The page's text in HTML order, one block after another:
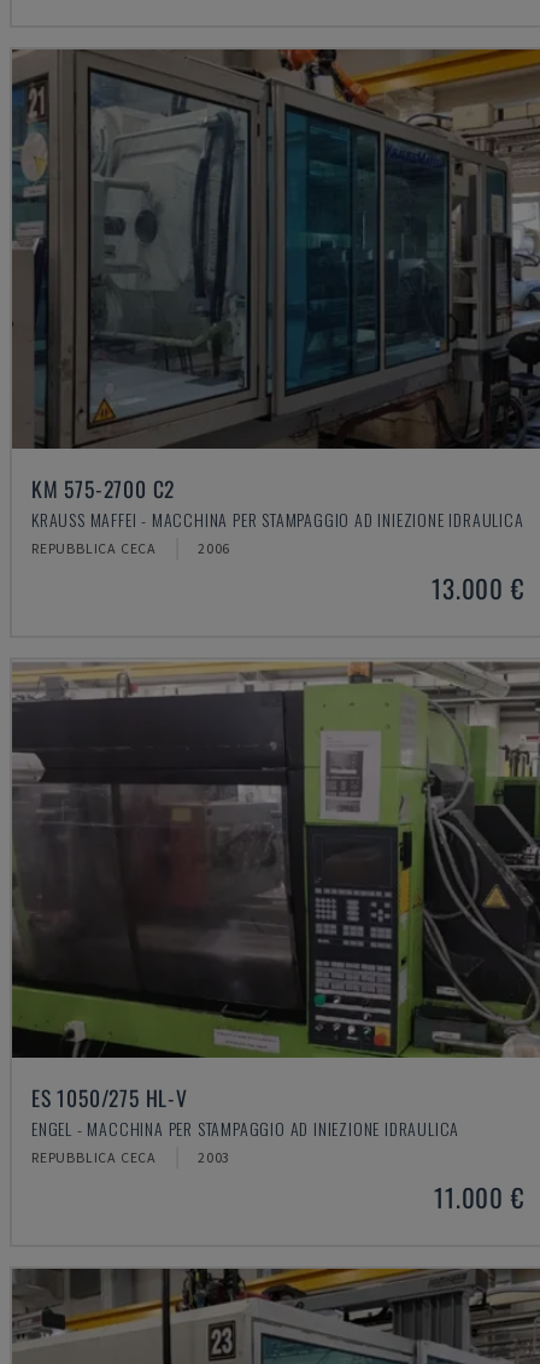
KM 575-2700 C2
KRAUSS MAFFEI - MACCHINA PER STAMPAGGIO AD INIEZIONE IDRAULICA
REPUBBLICA CECA 2006
13.000 €
ES 1050/275 HL-V
ENGEL - MACCHINA PER STAMPAGGIO AD INIEZIONE IDRAULICA
REPUBBLICA CECA 2003
11.000 €